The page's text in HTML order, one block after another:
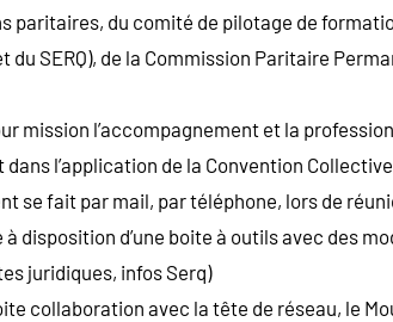
paritaires, du comité de pilotage de
du SERQ), de la Commission Paritaire
mission l’accompagnement et la
l’application de la Convention
se fait par mail, par téléphone, lors de
disposition d’une boite à outils avec des
juridiques, infos Serq)
collaboration avec la tête de réseau, le